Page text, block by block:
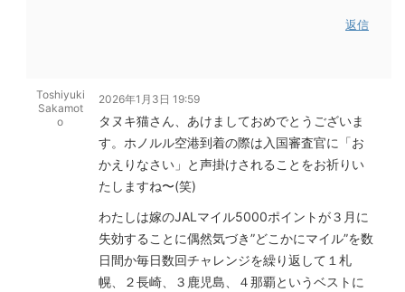
返信
Toshiyuki
Sakamot
o
2026年1月3日 19:59
タヌキ猫さん、あけましておめでとうございま
す。ホノルル空港到着の際は入国審査官に「お
かえりなさい」と声掛けされることをお祈りい
たしますね〜(笑)
わたしは嫁のJALマイル5000ポイントが３月に
失効することに偶然気づき”どこかにマイル”を数
日間か毎日数回チャレンジを繰り返して１札
幌、２長崎、３鹿児島、４那覇というベストに